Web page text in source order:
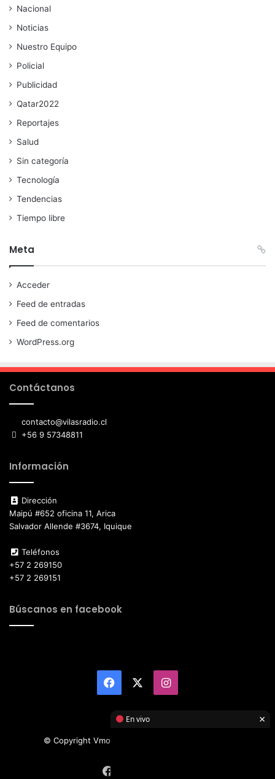
Nacional
Noticias
Nuestro Equipo
Policial
Publicidad
Qatar2022
Reportajes
Salud
Sin categoría
Tecnología
Tendencias
Tiempo libre
Meta
Acceder
Feed de entradas
Feed de comentarios
WordPress.org
Contáctanos
contacto@vilasradio.cl
+56 9 57348811
Información
Dirección
Maipú #652 oficina 11, Arica
Salvador Allende #3674, Iquique
Teléfonos
+57 2 269150
+57 2 269151
Búscanos en facebook
Facebook Instagram
© Copyright Vmotor TI 2026, All Rights Reserved
En vivo ×